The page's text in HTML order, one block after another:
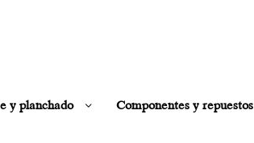
y planchado Componentes y repuestos